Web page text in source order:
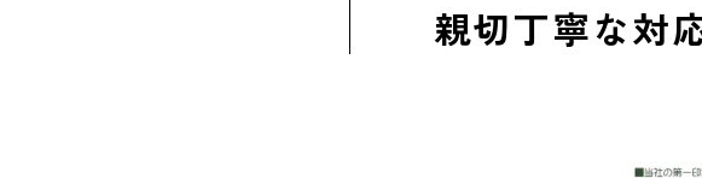
親切丁寧な対